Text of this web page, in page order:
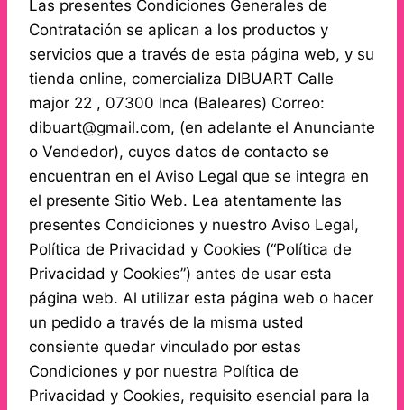
Las presentes Condiciones Generales de
Contratación se aplican a los productos y
servicios que a través de esta página web, y su
tienda online, comercializa DIBUART Calle
major 22 , 07300 Inca (Baleares) Correo:
dibuart@gmail.com, (en adelante el Anunciante
o Vendedor), cuyos datos de contacto se
encuentran en el Aviso Legal que se integra en
el presente Sitio Web. Lea atentamente las
presentes Condiciones y nuestro Aviso Legal,
Política de Privacidad y Cookies (“Política de
Privacidad y Cookies”) antes de usar esta
página web. Al utilizar esta página web o hacer
un pedido a través de la misma usted
consiente quedar vinculado por estas
Condiciones y por nuestra Política de
Privacidad y Cookies, requisito esencial para la